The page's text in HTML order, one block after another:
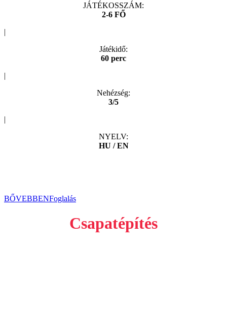
JÁTÉKOSSZÁM:
2-6 FŐ
|
Játékidő:
60 perc
|
Nehézség:
3/5
|
NYELV:
HU / EN
BŐVEBBENFoglalás
Csapatépítés